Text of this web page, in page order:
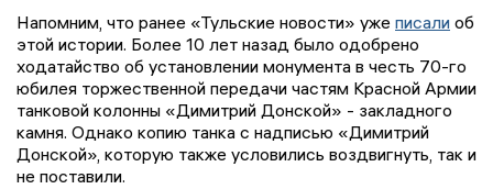
Напомним, что ранее «Тульские новости» уже писали об
этой истории. Более 10 лет назад было одобрено
ходатайство об установлении монумента в честь 70-го
юбилея торжественной передачи частям Красной Армии
танковой колонны «Димитрий Донской» - закладного
камня. Однако копию танка с надписью «Димитрий
Донской», которую также условились воздвигнуть, так и
не поставили.